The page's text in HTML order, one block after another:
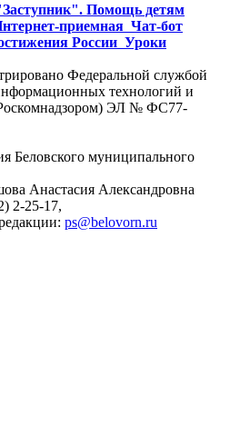
Помощь детям
приемная Чат-бот
России Уроки
Федеральной службой
технологий и
ЭЛ № ФС77-
Беловского муниципального
Анастасия Александровна
2-25-17,
ps@belovorn.ru